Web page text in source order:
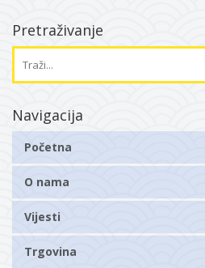
Pretraživanje
Navigacija
Početna
O nama
Vijesti
Trgovina